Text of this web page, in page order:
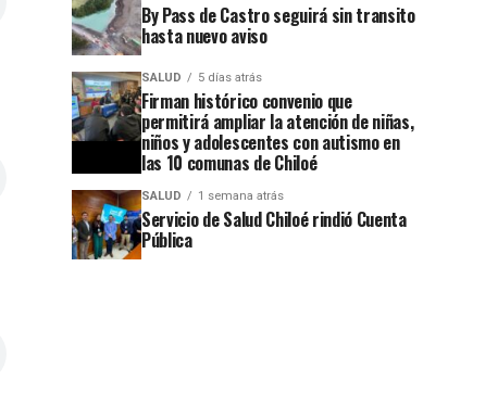
By Pass de Castro seguirá sin transito
hasta nuevo aviso
SALUD 5 días atrás
Firman histórico convenio que
permitirá ampliar la atención de niñas,
niños y adolescentes con autismo en
las 10 comunas de Chiloé
SALUD 1 semana atrás
Servicio de Salud Chiloé rindió Cuenta
Pública